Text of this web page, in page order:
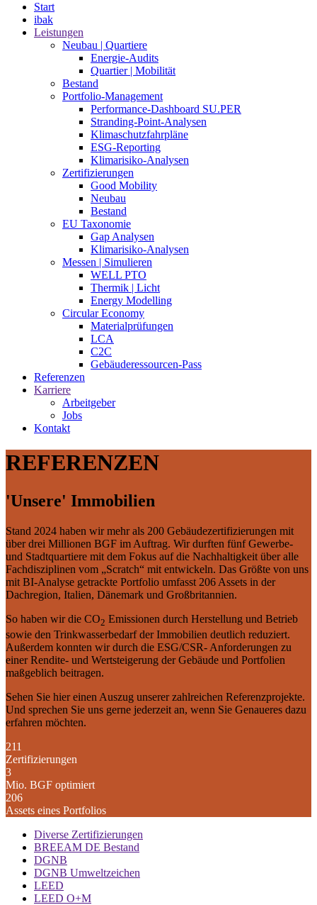
Start
ibak
Leistungen
Neubau | Quartiere
Energie-Audits
Quartier | Mobilität
Bestand
Portfolio-Management
Performance-Dashboard SU.PER
Stranding-Point-Analysen
Klimaschutzfahrpläne
ESG-Reporting
Klimarisiko-Analysen
Zertifizierungen
Good Mobility
Neubau
Bestand
EU Taxonomie
Gap Analysen
Klimarisiko-Analysen
Messen | Simulieren
WELL PTO
Thermik | Licht
Energy Modelling
Circular Economy
Materialprüfungen
LCA
C2C
Gebäuderessourcen-Pass
Referenzen
Karriere
Arbeitgeber
Jobs
Kontakt
REFERENZEN
'Unsere' Immobilien
Stand 2024 haben wir mehr als 200 Gebäudezertifizierungen mit
über drei Millionen BGF im Auftrag. Wir durften fünf Gewerbe-
und Stadtquartiere mit dem Fokus auf die Nachhaltigkeit über alle
Fachdisziplinen vom „Scratch“ mit entwickeln. Das Größte von uns
mit BI-Analyse getrackte Portfolio umfasst 206 Assets in der
Dachregion, Italien, Dänemark und Großbritannien.
So haben wir die CO2 Emissionen durch Herstellung und Betrieb
sowie den Trinkwasserbedarf der Immobilien deutlich reduziert.
Außerdem konnten wir durch die ESG/CSR- Anforderungen zu
einer Rendite- und Wertsteigerung der Gebäude und Portfolien
maßgeblich beitragen.
Sehen Sie hier einen Auszug unserer zahlreichen Referenzprojekte.
Und sprechen Sie uns gerne jederzeit an, wenn Sie Genaueres dazu
erfahren möchten.
211
Zertifizierungen
3
Mio. BGF optimiert
206
Assets eines Portfolios
Diverse Zertifizierungen
BREEAM DE Bestand
DGNB
DGNB Umweltzeichen
LEED
LEED O+M